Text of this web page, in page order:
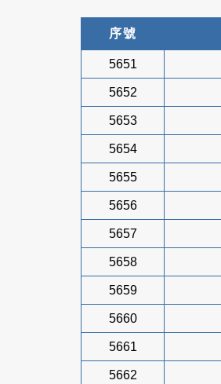
序號
5651
5652
5653
5654
5655
5656
5657
5658
5659
5660
5661
5662